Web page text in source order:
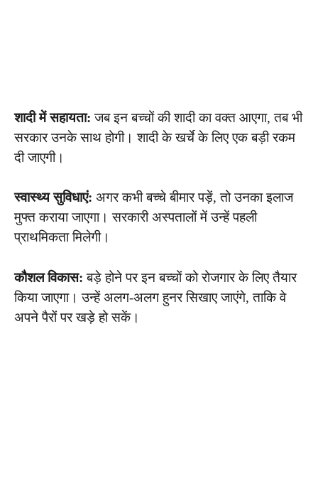
शादी में सहायता: जब इन बच्चों की शादी का वक्त आएगा, तब भी
सरकार उनके साथ होगी। शादी के खर्चे के लिए एक बड़ी रकम
दी जाएगी।
स्वास्थ्य सुविधाएं: अगर कभी बच्चे बीमार पड़ें, तो उनका इलाज
मुफ्त कराया जाएगा। सरकारी अस्पतालों में उन्हें पहली
प्राथमिकता मिलेगी।
कौशल विकास: बड़े होने पर इन बच्चों को रोजगार के लिए तैयार
किया जाएगा। उन्हें अलग-अलग हुनर सिखाए जाएंगे, ताकि वे
अपने पैरों पर खड़े हो सकें।